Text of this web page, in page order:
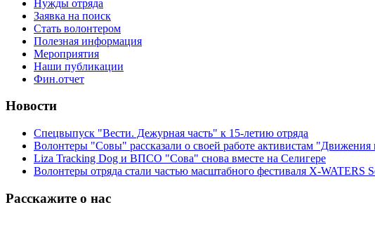
Нужды отряда
Заявка на поиск
Стать волонтером
Полезная информация
Мероприятия
Наши публикации
Фин.отчет
Новости
Спецвыпуск "Вести. Дежурная часть" к 15-летию отряда
Волонтеры "Совы" рассказали о своей работе активистам "Движения
Liza Tracking Dog и ВПСО "Сова" снова вместе на Селигере
Волонтеры отряда стали частью масштабного фестиваля X-WATERS
Расскажите о нас